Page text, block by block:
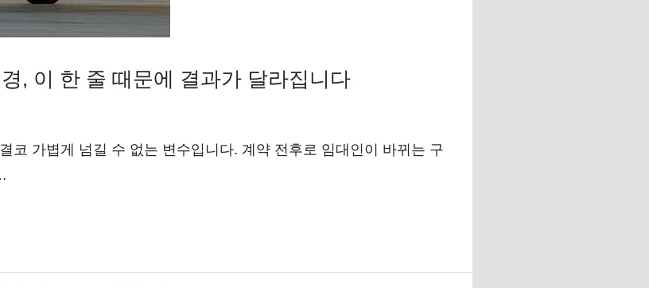
, 이 한 줄 때문에 결과가 달라집니다
코 가볍게 넘길 수 없는 변수입니다. 계약 전후로 임대인이 바뀌는 구